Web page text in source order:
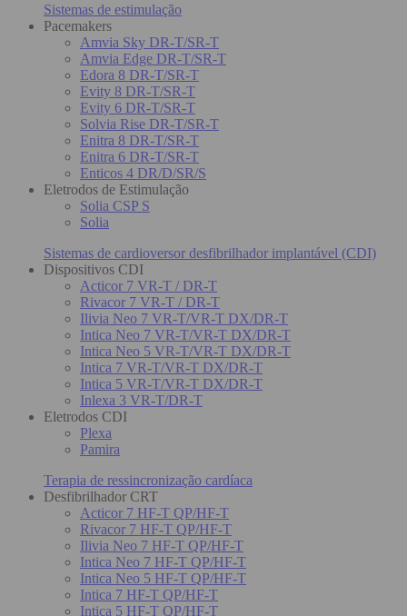
Sistemas de estimulação
Pacemakers
Amvia Sky DR-T/SR-T
Amvia Edge DR-T/SR-T
Edora 8 DR-T/SR-T
Evity 8 DR-T/SR-T
Evity 6 DR-T/SR-T
Solvia Rise DR-T/SR-T
Enitra 8 DR-T/SR-T
Enitra 6 DR-T/SR-T
Enticos 4 DR/D/SR/S
Eletrodos de Estimulação
Solia CSP S
Solia
Sistemas de cardioversor desfibrilhador implantável (CDI)
Dispositivos CDI
Acticor 7 VR-T / DR-T
Rivacor 7 VR-T / DR-T
Ilivia Neo 7 VR-T/VR-T DX/DR-T
Intica Neo 7 VR-T/VR-T DX/DR-T
Intica Neo 5 VR-T/VR-T DX/DR-T
Intica 7 VR-T/VR-T DX/DR-T
Intica 5 VR-T/VR-T DX/DR-T
Inlexa 3 VR-T/DR-T
Eletrodos CDI
Plexa
Pamira
Terapia de ressincronização cardíaca
Desfibrilhador CRT
Acticor 7 HF-T QP/HF-T
Rivacor 7 HF-T QP/HF-T
Ilivia Neo 7 HF-T QP/HF-T
Intica Neo 7 HF-T QP/HF-T
Intica Neo 5 HF-T QP/HF-T
Intica 7 HF-T QP/HF-T
Intica 5 HF-T QP/HF-T